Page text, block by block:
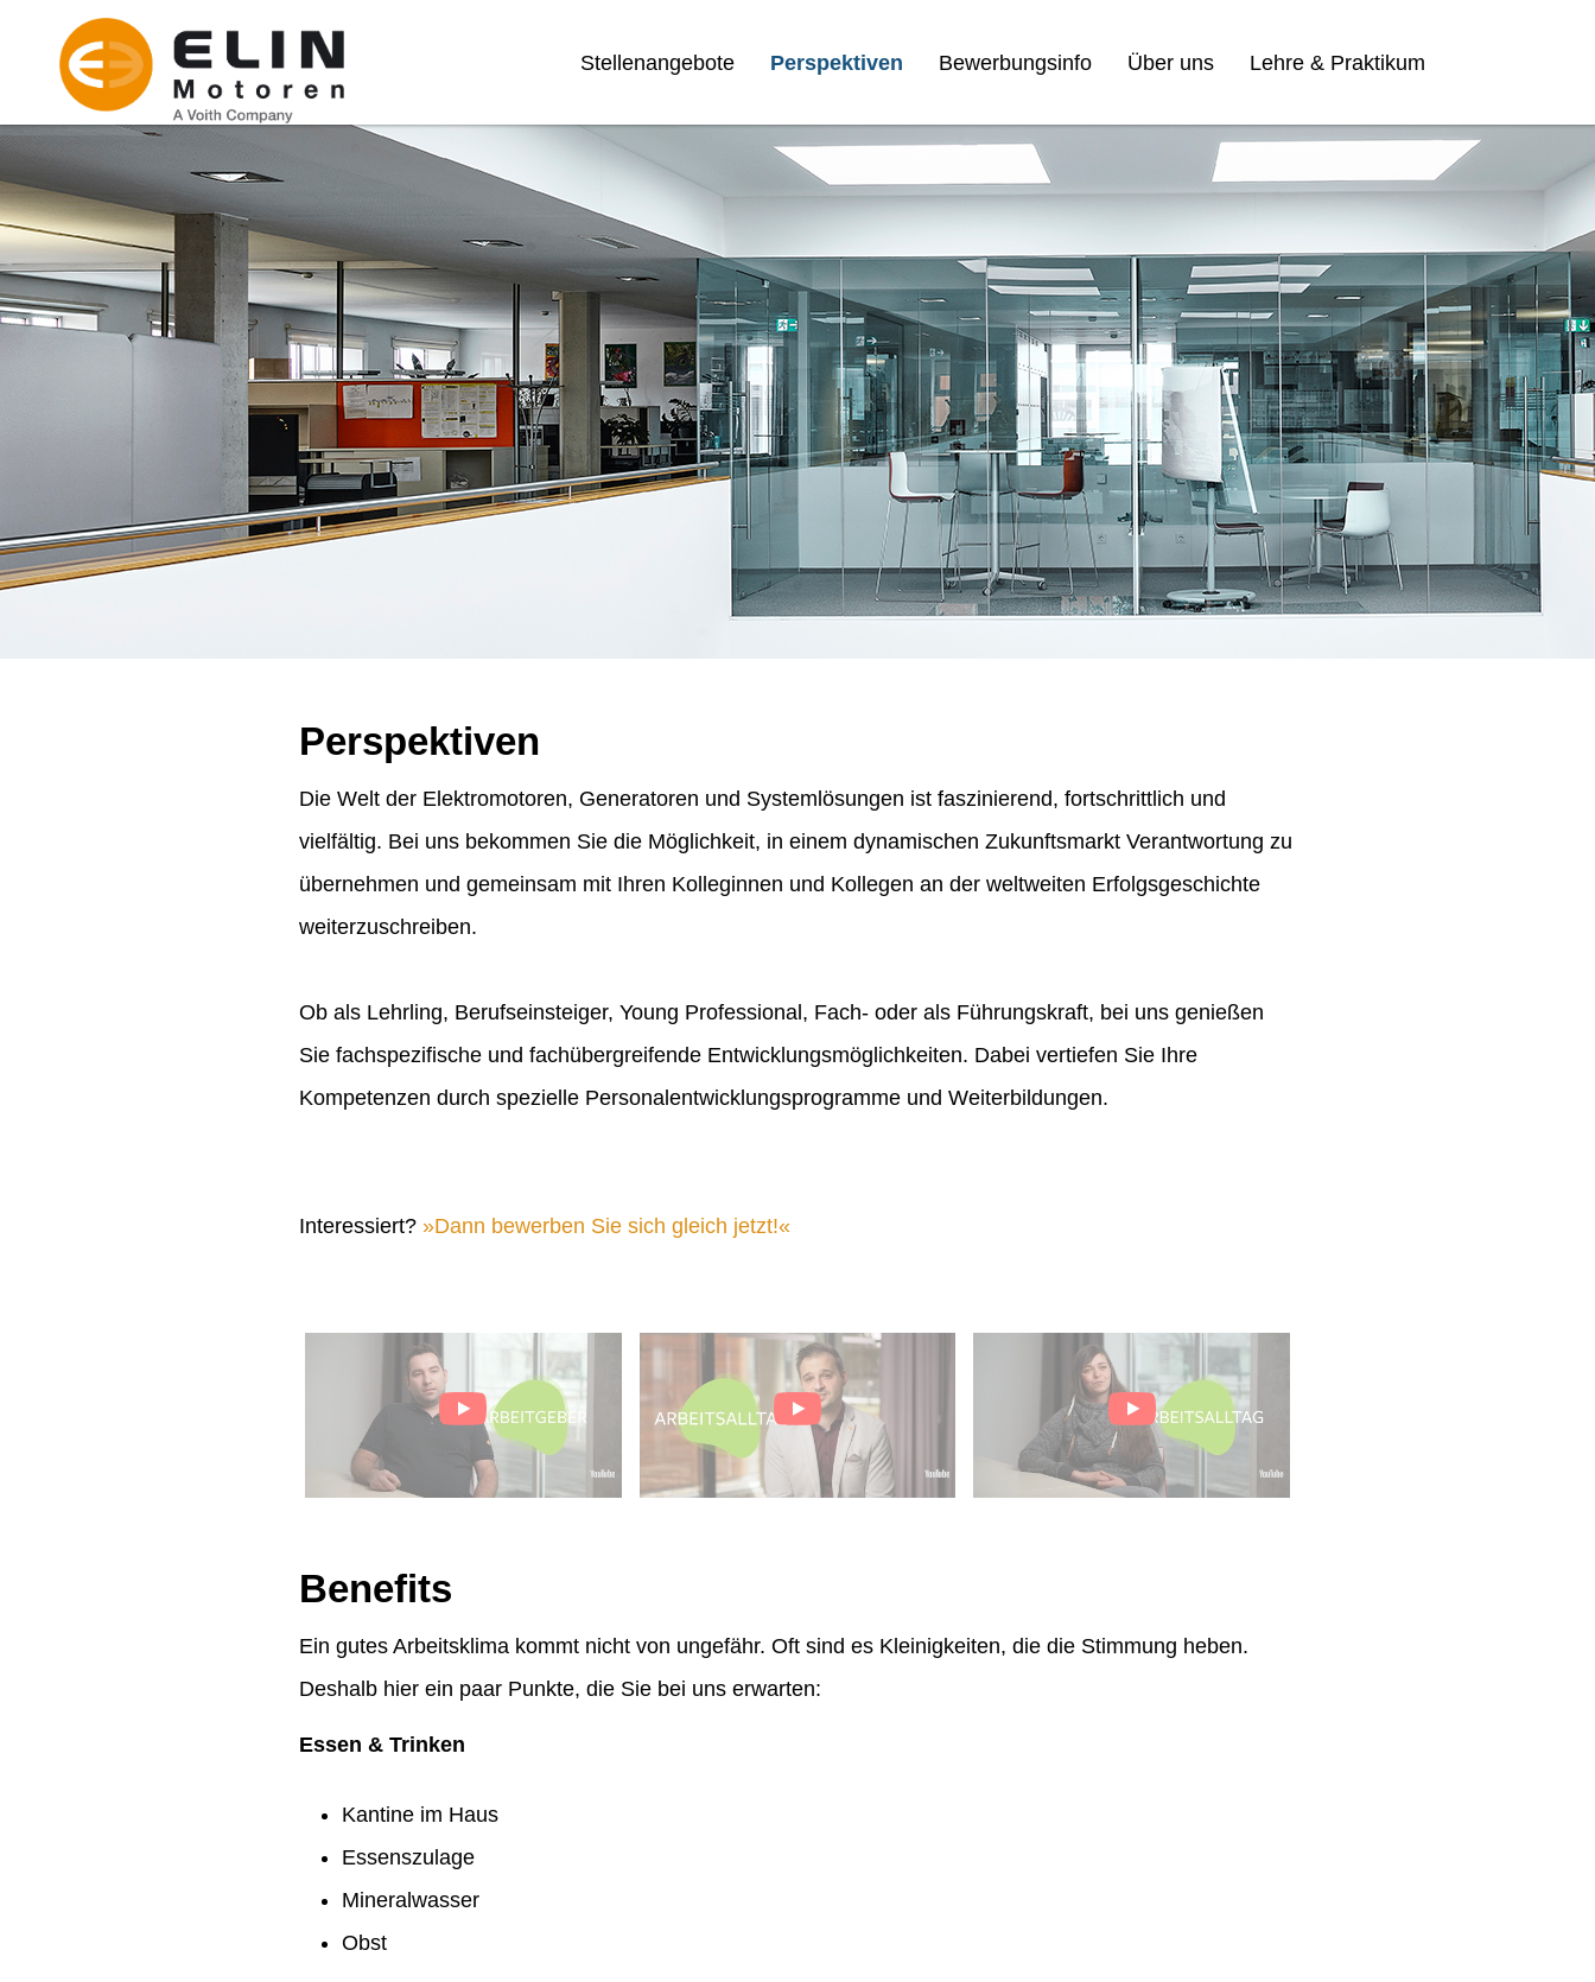
Stellenangebote Perspektiven Bewerbungsinfo Über uns Lehre & Praktikum
Perspektiven
Die Welt der Elektromotoren, Generatoren und Systemlösungen ist faszinierend, fortschrittlich und
vielfältig. Bei uns bekommen Sie die Möglichkeit, in einem dynamischen Zukunftsmarkt Verantwortung zu
übernehmen und gemeinsam mit Ihren Kolleginnen und Kollegen an der weltweiten Erfolgsgeschichte
weiterzuschreiben.
Ob als Lehrling, Berufseinsteiger, Young Professional, Fach- oder als Führungskraft, bei uns genießen
Sie fachspezifische und fachübergreifende Entwicklungsmöglichkeiten. Dabei vertiefen Sie Ihre
Kompetenzen durch spezielle Personalentwicklungsprogramme und Weiterbildungen.
Interessiert? Dann bewerben Sie sich gleich jetzt!
Benefits
Ein gutes Arbeitsklima kommt nicht von ungefähr. Oft sind es Kleinigkeiten, die die Stimmung heben.
Deshalb hier ein paar Punkte, die Sie bei uns erwarten:
Essen & Trinken
Kantine im Haus
Essenszulage
Mineralwasser
Obst